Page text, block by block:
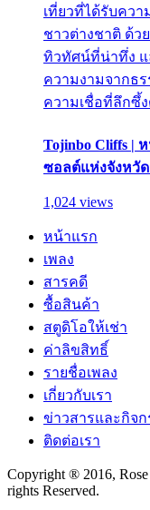
เที่ยวที่ได้รับคว
ชาวต่างชาติ ด้ว
ทิวทัศน์ที่น่าทึ่ง แ
ความงามจากธ
ความเชื่อที่ลึกซึ้ง
Tojinbo Cliffs |
ซอลต์แห่งจังหวั
1,024 views
หน้าแรก
เพลง
สารคดี
ซื้อสินค้า
สตูดิโอให้เช่า
ค่าลิขสิทธิ์
รายชื่อเพลง
เกี่ยวกับเรา
ข่าวสารและกิจก
ติดต่อเรา
Copyright ® 2016,
rights Reserved.